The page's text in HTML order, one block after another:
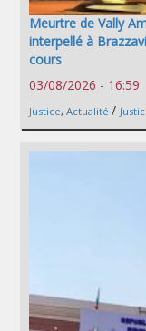
Meurtre de Vally
interpellé à
cours
03/08/2026 - 16:59
Justice, Actualité /